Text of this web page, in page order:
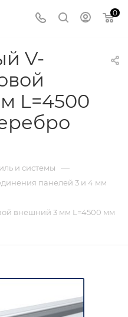
0
V-
L=4500
и системы —
панелей 3 и 4 мм
внешний 3 мм L=4500 мм